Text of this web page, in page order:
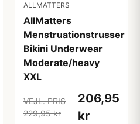
ALLMATTERS
AllMatters
Menstruationstrusser
Bikini Underwear
Moderate/heavy
XXL
VEJL. PRIS
229,95 kr
206,95
kr